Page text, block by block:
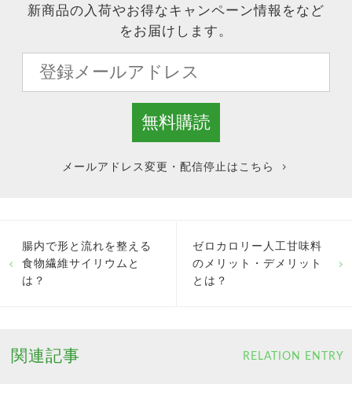
新商品の入荷やお得なキャンペーン情報をなど
をお届けします。
メールアドレス変更・配信停止はこちら
腸内で形と流れを整える
食物繊維サイリウムと
は？
ゼロカロリー人工甘味料
のメリット・デメリット
とは？
関連記事 RELATION ENTRY